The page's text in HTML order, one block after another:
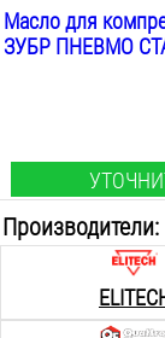
Масло для
ЗУБР ПНЕВМО
Производители: